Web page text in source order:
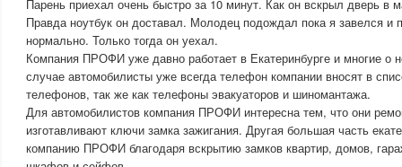
Парень приехал очень быстро за 10 минут. Как он вскрыл дверь в
Правда ноутбук он доставал. Молодец подождал пока я завелся и
нормально. Только тогда он уехал.
Компания ПРОФИ уже давно работает в Екатеринбурге и многие о
случае автомобилисты уже всегда телефон компании вносят в
телефонов, так же как телефоны эвакуаторов и шиномантажа.
Для автомобилистов компания ПРОФИ интересна тем, что они
изготавливают ключи замка зажигания. Другая большая часть
компанию ПРОФИ благодаря вскрытию замков квартир, домов,